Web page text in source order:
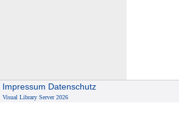
Impressum Datenschutz
Visual Library Server 2026